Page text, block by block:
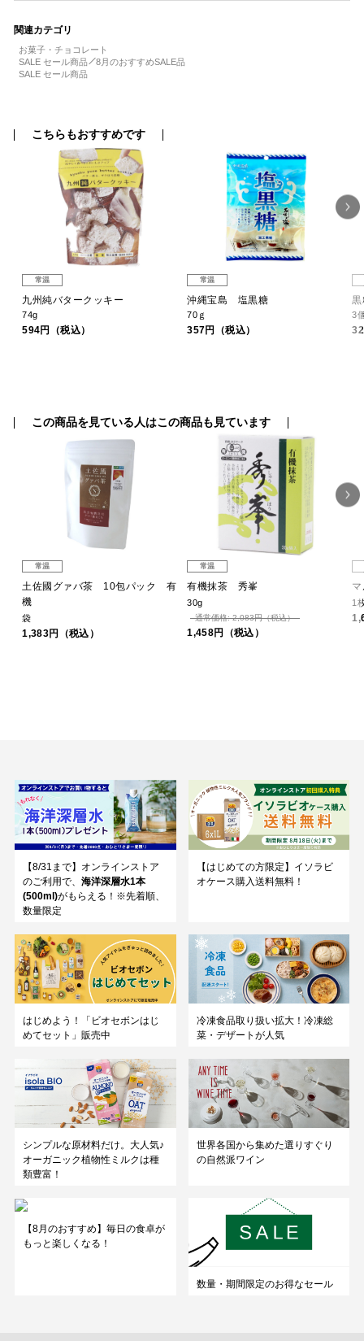
関連カテゴリ
お菓子・チョコレート
SALE セール商品
8月のおすすめSALE品
SALE セール商品
こちらもおすすめです
常温
九州純バタークッキー
74g
594円（税込）
常温
沖縄宝島 塩黒糖
70ｇ
357円（税込）
3
この商品を見ている人はこの商品も見ています
常温
土佐國グァバ茶 10包パック 有
機
袋
1,383円（税込）
常温
有機抹茶 秀峯
30g
通常価格: 2,083円（税込）
1,458円（税込）
1
【8/31まで】オンラインストア
のご利用で、 海洋深層水1本
(500ml)がもらえる！※先着順、
数量限定
【はじめての方限定】イソラビ
オケース購入送料無料！
はじめよう！「ビオセボンはじ
めてセット」販売中
冷凍食品取り扱い拡大！冷凍総
菜・デザートが人気
シンプルな原材料だけ。大人気♪
オーガニック植物性ミルクは種
類豊富！
世界各国から集めた選りすぐり
の自然派ワイン
【8月のおすすめ】毎日の食卓が
もっと楽しくなる！
数量・期間限定のお得なセール